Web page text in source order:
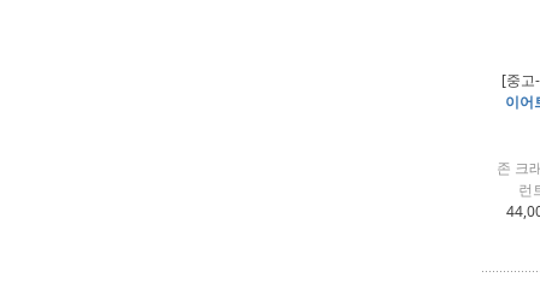
[중고
이어
존 크
런